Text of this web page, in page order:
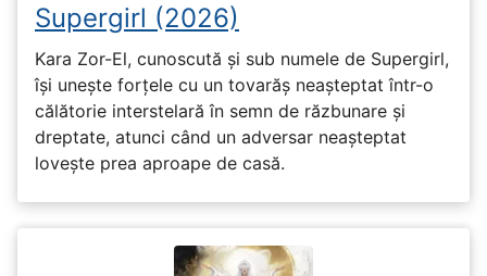
Supergirl (2026)
Kara Zor-El, cunoscută și sub numele de Supergirl,
își unește forțele cu un tovarăș neașteptat într-o
călătorie interstelară în semn de răzbunare și
dreptate, atunci când un adversar neașteptat
lovește prea aproape de casă.